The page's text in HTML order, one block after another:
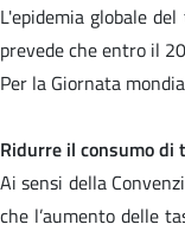
L'epidemia globale
prevede che entro il
Per la Giornata
Ridurre il consumo di
Ai sensi della
che l’aumento delle